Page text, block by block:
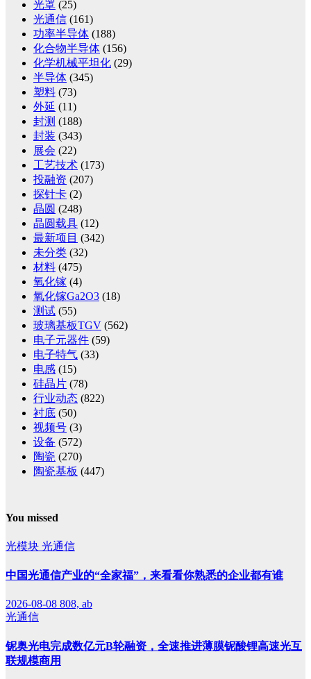
光罩 (25)
光通信 (161)
功率半导体 (188)
化合物半导体 (156)
化学机械平坦化 (29)
半导体 (345)
塑料 (73)
外延 (11)
封测 (188)
封装 (343)
展会 (22)
工艺技术 (173)
投融资 (207)
探针卡 (2)
晶圆 (248)
晶圆载具 (12)
最新项目 (342)
未分类 (32)
材料 (475)
氧化镓 (4)
氧化镓Ga2O3 (18)
测试 (55)
玻璃基板TGV (562)
电子元器件 (59)
电子特气 (33)
电感 (15)
硅晶片 (78)
行业动态 (822)
衬底 (50)
视频号 (3)
设备 (572)
陶瓷 (270)
陶瓷基板 (447)
You missed
光模块 光通信
中国光通信产业的“全家福”，来看看你熟悉的企业都有谁
2026-08-08 808, ab
光通信
铌奥光电完成数亿元B轮融资，全速推进薄膜铌酸锂高速光互
联规模商用